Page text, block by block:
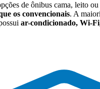
de ônibus cama, leito
os convencionais. A
ar-condicionado, Wi-